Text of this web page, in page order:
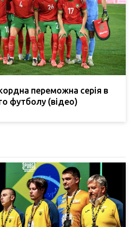
переможна серія в
футболу (відео)